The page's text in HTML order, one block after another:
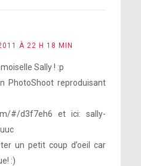
À 22 H 18 MIN
Sally ! :p
PhotoShoot reproduisant
#/d3f7eh6 et ici: sally-
un petit coup d’oeil car
:)